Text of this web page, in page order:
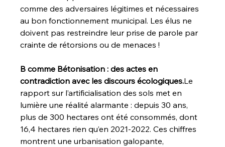
T
Po
comme des adversaires légitimes et nécessaires
au bon fonctionnement municipal. Les élus ne
doivent pas restreindre leur prise de parole par
crainte de rétorsions ou de menaces !
B comme Bétonisation : des actes en
contradiction avec les discours écologiques.Le
rapport sur l’artificialisation des sols met en
lumière une réalité alarmante : depuis 30 ans,
plus de 300 hectares ont été consommés, dont
16,4 hectares rien qu’en 2021-2022. Ces chiffres
montrent une urbanisation galopante,